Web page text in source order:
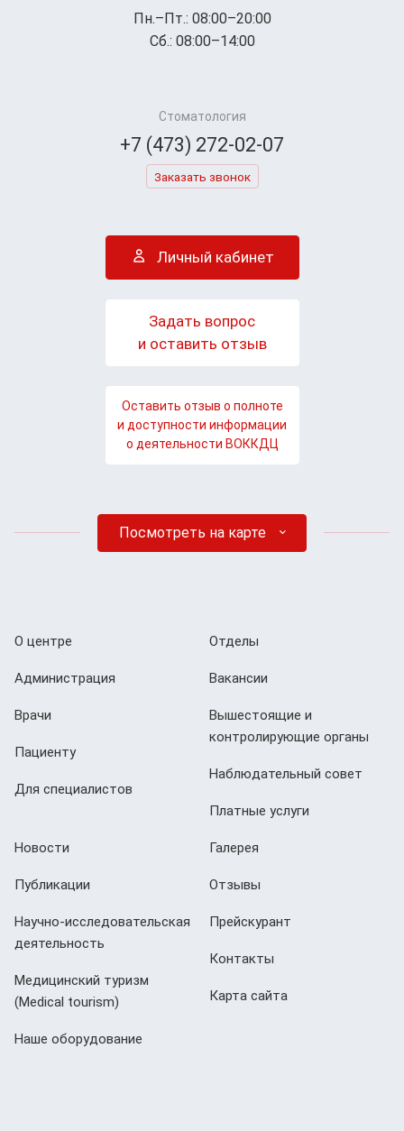
Пн.–Пт.: 08:00–20:00
Сб.: 08:00–14:00
Стоматология
+7 (473) 272-02-07
Заказать звонок
Личный кабинет
Задать вопрос
и оставить отзыв
Оставить отзыв о полноте
и доступности информации
о деятельности ВОККДЦ
Посмотреть на карте
О центре
Администрация
Врачи
Пациенту
Для специалистов
Отделы
Вакансии
Вышестоящие и
контролирующие органы
Наблюдательный совет
Платные услуги
Новости
Публикации
Научно-исследовательская
деятельность
Медицинский туризм
(Мedical tourism)
Наше оборудование
Галерея
Отзывы
Прейскурант
Контакты
Карта сайта